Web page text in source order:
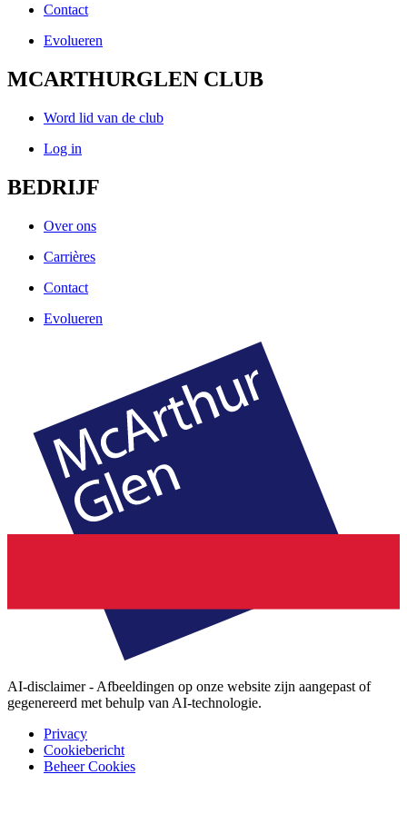
Contact
Evolueren
MCARTHURGLEN CLUB
Word lid van de club
Log in
BEDRIJF
Over ons
Carrières
Contact
Evolueren
AI-disclaimer - Afbeeldingen op onze website zijn aangepast of
gegenereerd met behulp van AI-technologie.
Privacy
Cookiebericht
Beheer Cookies